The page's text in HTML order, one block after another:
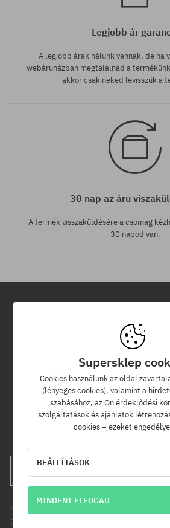
Legjobb ár
A legjobb árak nálunk vannak, de ha
webáruházban megtalálnád a
akkor csak neked levisszük a
30 nap az áru
A termék visszaküldésére a csomag
30 napod van.
Hírlevél
Iratkozz fel hírlevelünkre és értesülj az
és
Ráadásul kapsz egy -5%
rendelésedre!
Az Ön személyes adatainak kezelője a COOL
O O, székhelye: Modlniczka, ul. Handlowców 2.
Supersklep
Cookies használunk az oldal
(lényeges cookies), valamint a
szabásához, az Ön érdeklődési
szolgáltatások és ajánlatok
cookies – ezeket
BEÁLLÍTÁSOK
MINDENT ELFOGAD